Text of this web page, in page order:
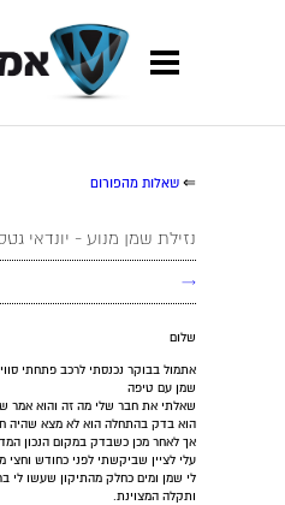
⇐ שאלות מהפורום
נזילת שמן מנוע - יונדאי גטס
→
שלום
אתמול בבוקר נכנסתי לרכב פתחתי
שמן עם טיפה
שאלתי את חבר שלי מה זה והוא אמר
הוא בדק בהתחלה הוא לא מצא שהיה
אך לאחר מכן כשבדק במקום הנכון
עלי לציין שביקשתי לפני כחודש וחצי
לי שמן ומים כחלק מהתיקון שעשו לי
ותקלה המצוינת.